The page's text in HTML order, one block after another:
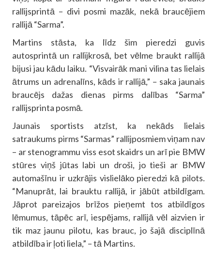
rallijsprintā – divi posmi mazāk, nekā braucējiem
rallijā “Sarma”.
Martins stāsta, ka līdz šim pieredzi guvis
autosprintā un rallijkrosā, bet vēlme braukt rallijā
bijusi jau kādu laiku. “Visvairāk mani vilina tas lielais
ātrums un adrenalīns, kāds ir rallijā,” – saka jaunais
braucējs dažas dienas pirms dalības “Sarma”
rallijsprinta posmā.
Jaunais sportists atzīst, ka nekāds lielais
satraukums pirms “Sarmas” rallijposmiem viņam nav
– ar stenogrammu viss esot skaidrs un arī pie BMW
stūres viņš jūtas labi un droši, jo tieši ar BMW
automašīnu ir uzkrājis vislielāko pieredzi kā pilots.
“Manuprāt, lai brauktu rallijā, ir jābūt atbildīgam.
Jāprot pareizajos brīžos pieņemt tos atbildīgos
lēmumus, tāpēc arī, iespējams, rallijā vēl aizvien ir
tik maz jaunu pilotu, kas brauc, jo šajā disciplīnā
atbildība ir ļoti liela,” – tā Martins.